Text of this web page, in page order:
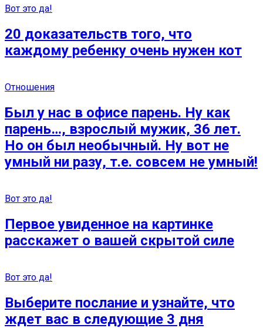
Вот это да!
20 доказательств того, что
каждому ребенку очень нужен кот
Отношения
Был у нас в офисе парень. Ну как
парень…, взрослый мужик, 36 лет.
Но он был необычный. Ну вот не
умный ни разу, т.е. совсем не умный!
Вот это да!
Первое увиденное на картинке
расскажет о вашей скрытой силе
Вот это да!
Выберите послание и узнайте, что
ждет вас в следующие 3 дня